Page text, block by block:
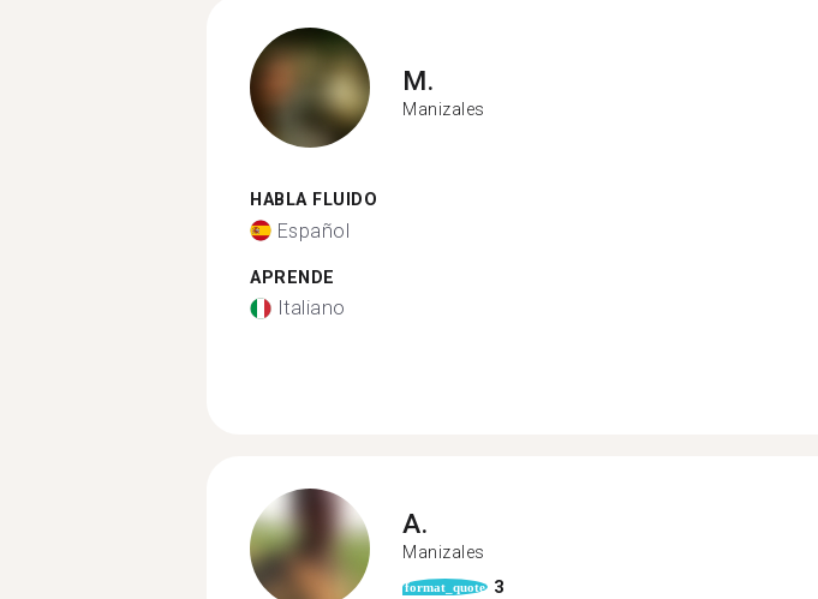
M.
Manizales
HABLA FLUIDO
Español
APRENDE
Italiano
A.
Manizales
format_quote 3